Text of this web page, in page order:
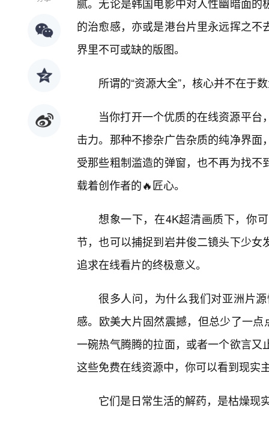
的治愈感，亦或是港台片里永远挥之
界里不可或缺的版图。
所谓的“资源大全”，核心并不在于
当你打开一个优质的在线资源平
击力。那种不掺杂广告杂质的纯净界
受那些粗制滥造的弹窗，也不再为找
载着创作者的🔥匠心。
想象一下，在4K超清画质下，你
节，也可以捕捉到岩井俊二镜头下少
追求在线看片的终极意义。
很多人问，为什么我们对亚洲片
感。欧美大片固然震撼，但总少了一
一碗热气腾腾的拉面，或者一个欲言
这些免费在线资源中，你可以看到现实
它们是日常生活的解药，是枯燥现